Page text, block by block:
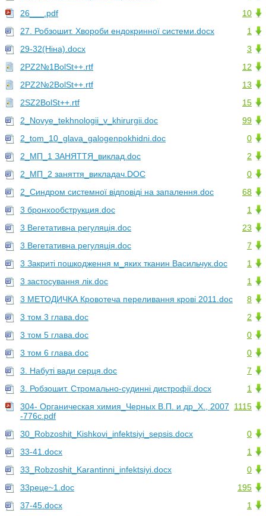
10
26___.pdf
1
27. Робзошит. Хвороби ендокринної системи.docx
3
29-32(Ніна).docx
12
2PZ2№1BolSt++.rtf
13
2PZ2№2BolSt++.rtf
15
2SZ2BolSt++.rtf
99
2_Novye_tekhnologii_v_khirurgii.doc
0
2_tom_10_glava_galogenpokhidni.doc
2
2_МП_1 ЗАНЯТТЯ_виклад.doc
0
2_МП_2 заняття_викладач.DOC
68
2_Синдром системної відповіді на запалення.doc
1
3 бронхообструкция.doc
23
3 Вегетативна регуляцiя.doc
7
3 Вегетативна регуляцiя.doc
1
3 Закриті пошкодження м_яких тканин Васильчук.doc
1
3 застосування лік.doc
8
3 МЕТОДИЧКА Кровотеча переливання крові 2011.doc
2
3 том 3 глава.doc
0
3 том 5 глава.doc
0
3 том 6 глава.doc
7
3. Набуті вади серця.doc
1
3. Робзошит. Стромально-судинні дистрофії.docx
1115
304- Органическая химия_Черных В.П. и др_Х., 2007
-776с.pdf
0
30_Robzoshit_Kishkovi_infektsiyi_sepsis.docx
1
33-41.docx
0
33_Robzoshit_Karantinni_infektsiyi.docx
195
33реце~1.doc
1
37-45.docx